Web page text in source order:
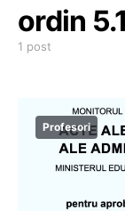
ordin
1 post
Profesori